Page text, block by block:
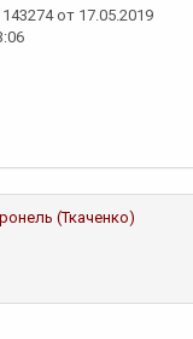
от 17.05.2019
(Ткаченко)